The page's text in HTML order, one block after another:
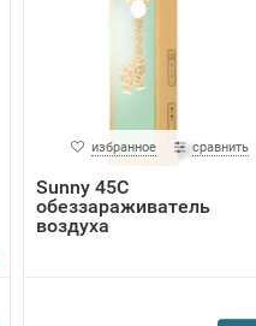
избранное сравнить
Sunny 45С
обеззараживатель
воздуха